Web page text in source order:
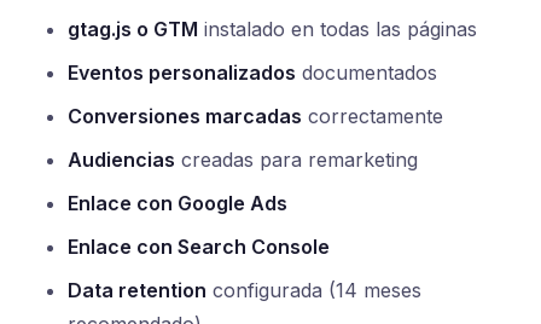
gtag.js o GTM instalado en todas las páginas
Eventos personalizados documentados
Conversiones marcadas correctamente
Audiencias creadas para remarketing
Enlace con Google Ads
Enlace con Search Console
Data retention configurada (14 meses